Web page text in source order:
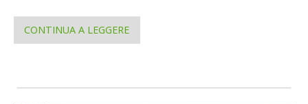
CONTINUA A LEGGERE